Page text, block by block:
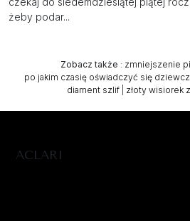
żeby podar...
Zobacz także : zmniejszenie
po jakim czasię oświadczyć się
diament szlif| złoty wisiorek
ACLARI